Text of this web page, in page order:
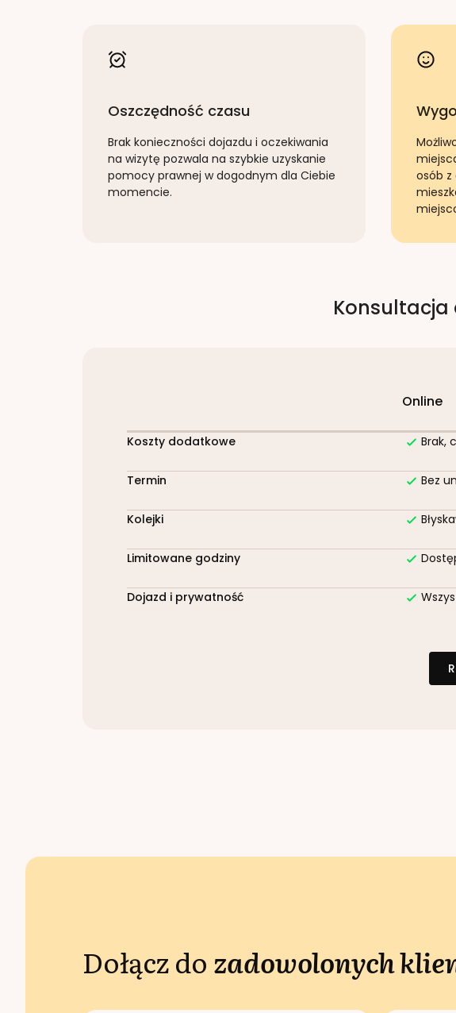
Oszczędność czasu
Brak konieczności dojazdu i oczekiwania
na wizytę pozwala na szybkie uzyskanie
pomocy prawnej w dogodnym dla Ciebie
momencie.
osób
Konsultacja
Online
Koszty dodatkowe Brak,
Termin Bez
Kolejki
Limitowane godziny
Dojazd i prywatność
Dołącz do zadowolonych